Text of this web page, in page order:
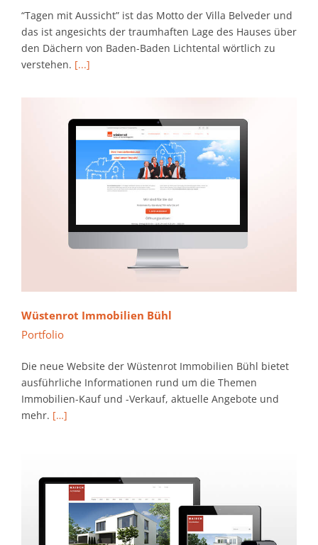
“Tagen mit Aussicht” ist das Motto der Villa Belveder und
das ist angesichts der traumhaften Lage des Hauses über
den Dächern von Baden-Baden Lichtental wörtlich zu
verstehen. [...]
Wüstenrot Immobilien Bühl
Portfolio
Die neue Website der Wüstenrot Immobilien Bühl bietet
ausführliche Informationen rund um die Themen
Immobilien-Kauf und -Verkauf, aktuelle Angebote und
mehr. […]